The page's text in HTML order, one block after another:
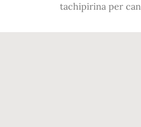
tachipirina per